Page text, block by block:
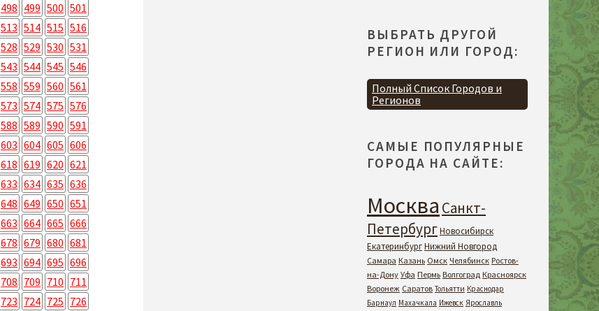
498 499 500 501
513 514 515 516
528 529 530 531
543 544 545 546
558 559 560 561
573 574 575 576
588 589 590 591
603 604 605 606
618 619 620 621
633 634 635 636
648 649 650 651
663 664 665 666
678 679 680 681
693 694 695 696
708 709 710 711
723 724 725 726
ВЫБРАТЬ ДРУГОЙ
РЕГИОН ИЛИ ГОРОД:
Полный Список Городов и
Регионов
САМЫЕ ПОПУЛЯРНЫЕ
ГОРОДА НА САЙТЕ:
Москва Санкт-
ПетербургНовосибирск
ЕкатеринбургНижний Новгород
Самара Казань Омск Челябинск Ростов-
на-Дону Уфа Пермь Волгоград Красноярск
Воронеж Саратов Тольятти Краснодар
Барнаул Махачкала Ижевск Ярославль